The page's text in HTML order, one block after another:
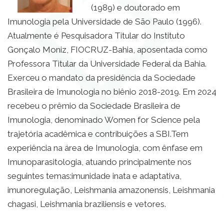
(1989) e doutorado em
Imunologia pela Universidade de São Paulo (1996).
Atualmente é Pesquisadora Titular do Instituto
Gonçalo Moniz, FIOCRUZ-Bahia, aposentada como
Professora Titular da Universidade Federal da Bahia.
Exerceu o mandato da presidência da Sociedade
Brasileira de Imunologia no biênio 2018-2019. Em 2024
recebeu o prêmio da Sociedade Brasileira de
Imunologia, denominado Women for Science pela
trajetória acadêmica e contribuições a SBI.Tem
experiência na área de Imunologia, com ênfase em
Imunoparasitologia, atuando principalmente nos
seguintes temas:imunidade inata e adaptativa,
imunoregulação, Leishmania amazonensis, Leishmania
chagasi, Leishmania braziliensis e vetores.